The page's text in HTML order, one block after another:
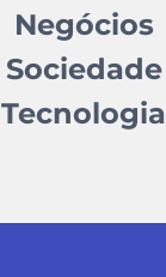
Negócios
Sociedade
Tecnologia